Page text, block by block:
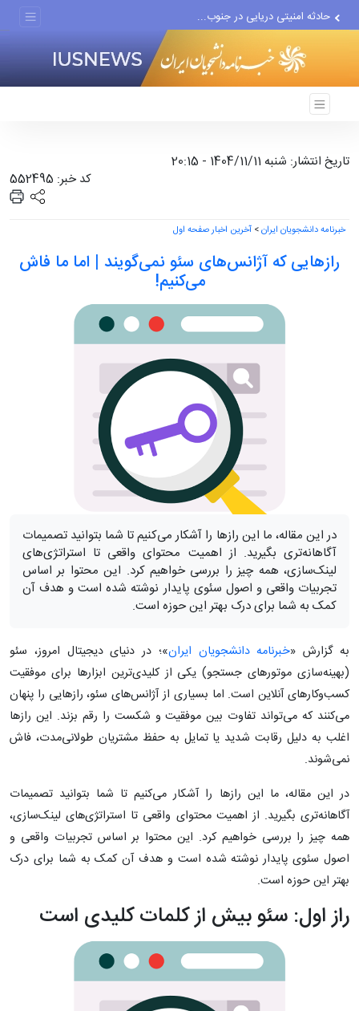
حادثه امنیتی دریایی در جنوب...
لفاظی جدید نتانیاهو علیه ایران
تاریخ انتشار: شنبه 1404/11/11 - 20:15
کد خبر: 552495
خبرنامه دانشجویان ایران> آخرین اخبار صفحه اول
رازهایی که آژانس‌های سئو نمی‌گویند | اما ما فاش
می‌کنیم!
در این مقاله، ما این رازها را آشکار می‌کنیم تا شما بتوانید تصمیمات
آگاهانه‌تری بگیرید. از اهمیت محتوای واقعی تا استراتژی‌های
لینک‌سازی، همه چیز را بررسی خواهیم کرد. این محتوا بر اساس
تجربیات واقعی و اصول سئوی پایدار نوشته شده است و هدف آن
کمک به شما برای درک بهتر این حوزه است.
به گزارش «خبرنامه دانشجویان ایران»؛ در دنیای دیجیتال امروز، سئو
(بهینه‌سازی موتورهای جستجو) یکی از کلیدی‌ترین ابزارها برای موفقیت
کسب‌وکارهای آنلاین است. اما بسیاری از آژانس‌های سئو، رازهایی را پنهان
می‌کنند که می‌تواند تفاوت بین موفقیت و شکست را رقم بزند. این رازها
اغلب به دلیل رقابت شدید یا تمایل به حفظ مشتریان طولانی‌مدت، فاش
نمی‌شوند.
در این مقاله، ما این رازها را آشکار می‌کنیم تا شما بتوانید تصمیمات
آگاهانه‌تری بگیرید. از اهمیت محتوای واقعی تا استراتژی‌های لینک‌سازی،
همه چیز را بررسی خواهیم کرد. این محتوا بر اساس تجربیات واقعی و
اصول سئوی پایدار نوشته شده است و هدف آن کمک به شما برای درک
بهتر این حوزه است.
راز اول: سئو بیش از کلمات کلیدی است